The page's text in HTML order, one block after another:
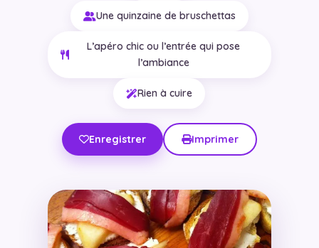
Une quinzaine de bruschettas
L’apéro chic ou l’entrée qui pose
l’ambiance
Rien à cuire
Enregistrer Imprimer